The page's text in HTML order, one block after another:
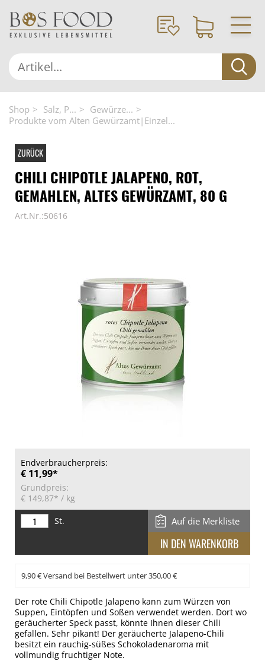
Shop Salz, P...
Gewürze...
Produkte vom Alten Gewürzamt|Einzel...
ZURÜCK
CHILI CHIPOTLE JALAPENO, ROT,
GEMAHLEN, ALTES GEWÜRZAMT, 80 G
Art.Nr.:50616
Endverbraucherpreis:
€ 11,99*
Grundpreis:
€ 149,87* / kg
St.
Auf die Merkliste
9,90 € Versand bei Bestellwert unter 350,00 €
Der rote Chili Chipotle Jalapeno kann zum Würzen von
Suppen, Eintöpfen und Soßen verwendet werden. Dort wo
geräucherter Speck passt, könnte Ihnen dieser Chili
gefallen. Sehr pikant! Der geräucherte Jalapeno-Chili
besitzt ein rauchig-süßes Schokoladenaroma mit
vollmundig fruchtiger Note.